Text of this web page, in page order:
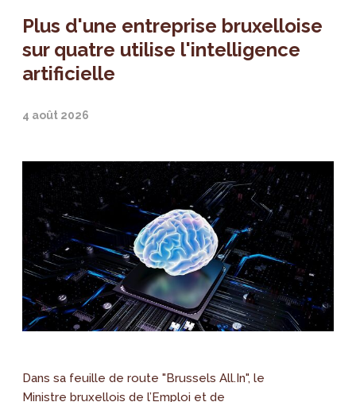
Plus d'une entreprise bruxelloise
sur quatre utilise l'intelligence
artificielle
4 août 2026
Dans sa feuille de route "Brussels All.In", le
Ministre bruxellois de l’Emploi et de